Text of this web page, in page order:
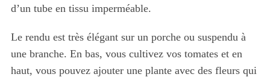
d’un tube en tissu imperméable.
Le rendu est très élégant sur un porche ou suspendu à
une branche. En bas, vous cultivez vos tomates et en
haut, vous pouvez ajouter une plante avec des fleurs qui